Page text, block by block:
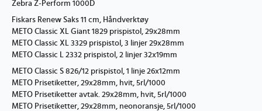
Zebra Z-Perform 1000D
Fiskars Renew Saks 11 cm, Håndverktøy
METO Classic XL Giant 1829 prispistol, 29x28mm
METO Classic XL 3329 prispistol, 3 linjer 29x28mm
METO Classic L 2332 prispistol, 2 linjer 32x19mm
METO Classic S 826/12 prispistol, 1 linje 26x12mm
METO Prisetiketter, 29x28mm, hvit, 5rl/1000
METO Prisetiketter avtak. 29x28mm, hvit, 5rl/1000
METO Prisetiketter, 29x28mm, neonoransje, 5rl/1000